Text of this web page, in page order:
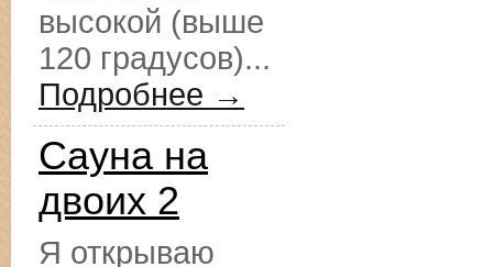
высокой (выше
120 градусов)...
Подробнее →
Сауна на
двоих 2
Я открываю